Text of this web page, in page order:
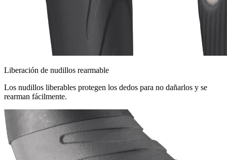
Liberación de nudillos rearmable
Los nudillos liberables protegen los dedos para no dañarlos y se
rearman fácilmente.